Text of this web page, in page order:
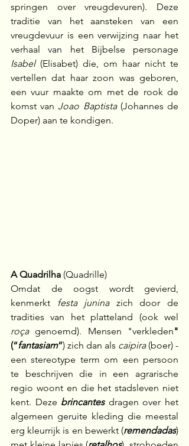
springen over vreugdevuren). Deze
traditie van het aansteken van een
vreugdevuur is een verwijzing naar het
Isabel (Elisabet) die, om haar nicht te
vertellen dat haar zoon was geboren,
een vuur maakte om met de rook de
komst van Joao Baptista (Johannes de
Doper) aan te kondigen.
A Quadrilha (Quadrille)
Omdat de oogst wordt gevierd,
kenmerkt
festa junina zich door de
roça genoemd). Mensen "verkleden"
(“fantasiam”) zich dan als caipira (boer) -
een stereotype term om een persoon
te beschrijven die in een agrarische
regio woont en die het stadsleven niet
kent. Deze brincantes dragen over het
algemeen geruite kleding die meestal
erg kleurrijk is en bewerkt (remendadas)